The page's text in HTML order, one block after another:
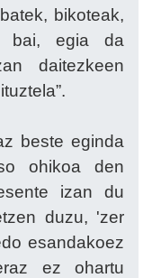
bikoteak,
bai, egia da
daitezkeen
beste eginda
ohikoa den
izan du
duzu, 'zer
esandakoez
ez ohartu